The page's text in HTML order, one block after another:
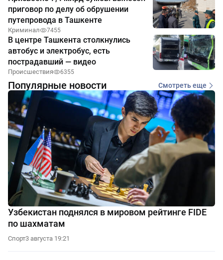
приговор по делу об обрушении
путепровода в Ташкенте
Криминал 7455
В центре Ташкента столкнулись
автобус и электробус, есть
пострадавший — видео
Происшествия 6355
Популярные новости Смотреть еще
Узбекистан поднялся в мировом рейтинге FIDE
по шахматам
Спорт3 августа 19:21